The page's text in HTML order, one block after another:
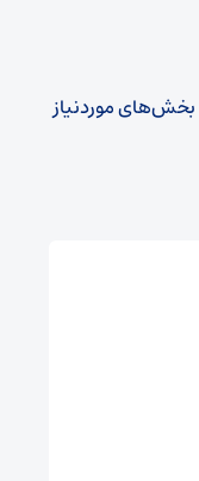
بخش‌های موردنیاز